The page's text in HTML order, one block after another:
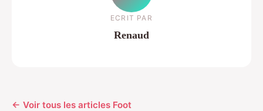
ECRIT PAR
Renaud
← Voir tous les articles Foot